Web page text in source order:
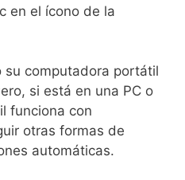
en el ícono de la
su computadora portátil
si está en una PC o
funciona con
otras formas de
automáticas.